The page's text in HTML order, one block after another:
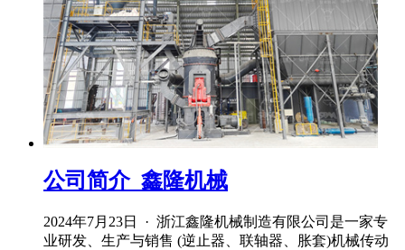
公司简介_鑫隆机械
2024年7月23日 · 浙江鑫隆机械制造有限公司是一家专
业研发、生产与销售 (逆止器、联轴器、胀套)机械传动